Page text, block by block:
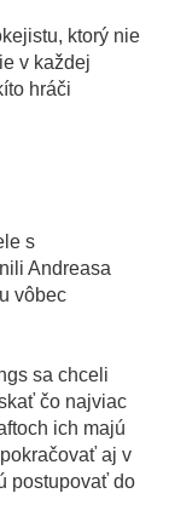
ktorý nie
v každej
hráči
s
Andreasa
vôbec
sa chceli
čo najviac
ich majú
aj v
postupovať do